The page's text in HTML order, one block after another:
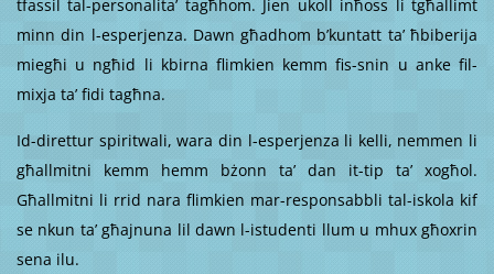
tfassil tal-personalita’ tagħhom. Jien ukoll inħoss li tgħallimt
minn din l-esperjenza. Dawn għadhom b’kuntatt ta’ ħbiberija
miegħi u ngħid li kbirna flimkien kemm fis-snin u anke fil-
mixja ta’ fidi tagħna.
Id-direttur spiritwali, wara din l-esperjenza li kelli, nemmen li
għallmitni kemm hemm bżonn ta’ dan it-tip ta’ xogħol.
Għallmitni li rrid nara flimkien mar-responsabbli tal-iskola kif
se nkun ta’ għajnuna lil dawn l-istudenti llum u mhux għoxrin
sena ilu.